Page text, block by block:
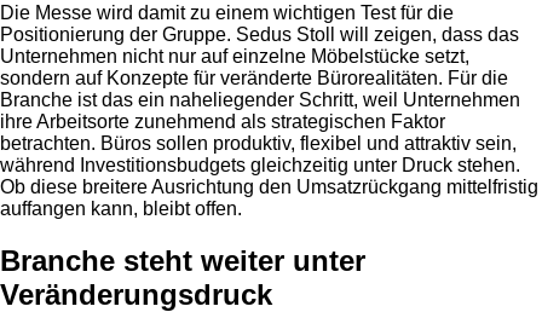
Die Messe wird damit zu einem wichtigen Test für die
Positionierung der Gruppe. Sedus Stoll will zeigen, dass das
Unternehmen nicht nur auf einzelne Möbelstücke setzt,
sondern auf Konzepte für veränderte Bürorealitäten. Für die
Branche ist das ein naheliegender Schritt, weil Unternehmen
ihre Arbeitsorte zunehmend als strategischen Faktor
betrachten. Büros sollen produktiv, flexibel und attraktiv sein,
während Investitionsbudgets gleichzeitig unter Druck stehen.
Ob diese breitere Ausrichtung den Umsatzrückgang mittelfristig
auffangen kann, bleibt offen.
Branche steht weiter unter
Veränderungsdruck